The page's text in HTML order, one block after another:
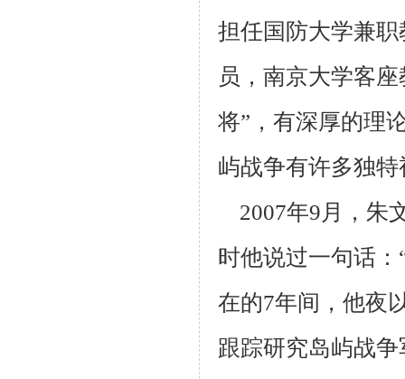
担任国防大学兼
员，南京大学客
将”，有深厚的理
屿战争有许多独
2007年9月，朱
时他说过一句话
在的7年间，他夜
跟踪研究岛屿战